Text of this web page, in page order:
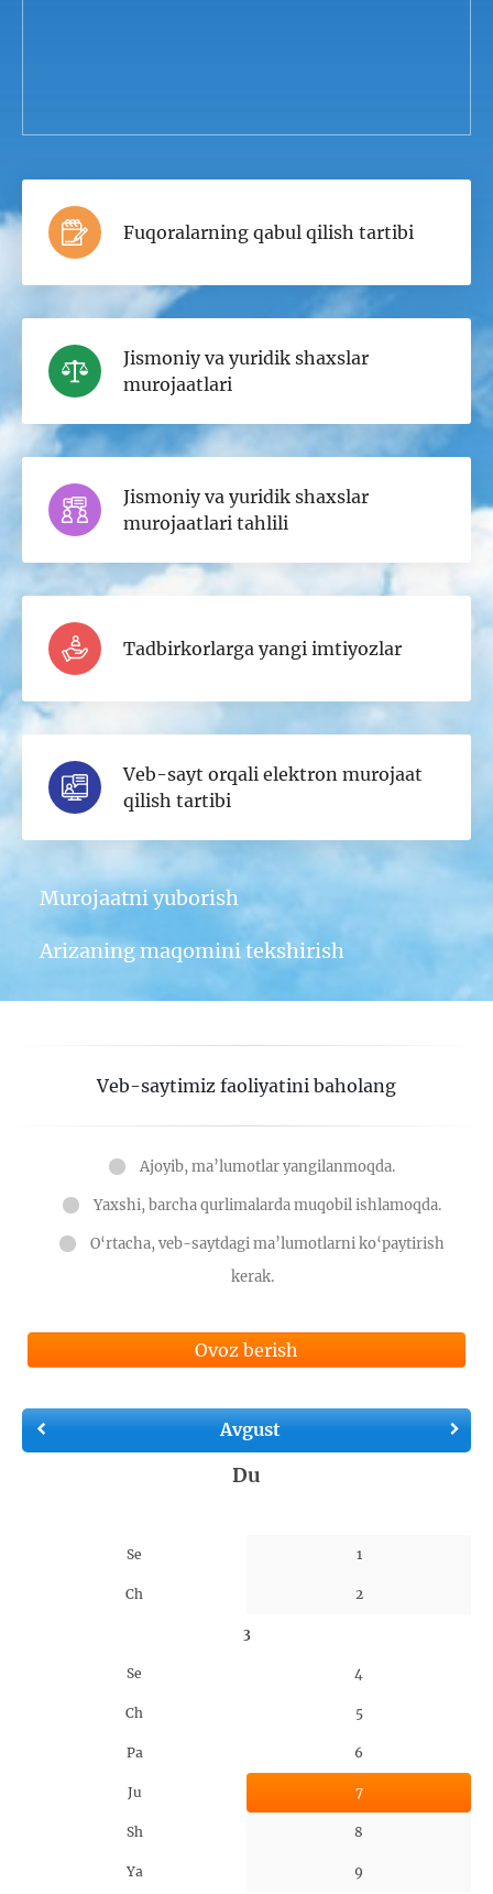
Fuqoralarning qabul qilish tartibi
Jismoniy va yuridik shaxslar
murojaatlari
Jismoniy va yuridik shaxslar
murojaatlari tahlili
Tadbirkorlarga yangi imtiyozlar
Veb-sayt orqali elektron murojaat
qilish tartibi
Murojaatni yuborish
Arizaning maqomini tekshirish
Veb-saytimiz faoliyatini baholang
Ajoyib, ma’lumotlar yangilanmoqda.
Yaxshi, barcha qurlimalarda muqobil ishlamoqda.
O‘rtacha, veb-saytdagi ma’lumotlarni ko‘paytirish
kerak.
Ovoz berish
Avgust
Du
Se 1
Ch 2
3
Se 4
Ch 5
Pa 6
Ju 7
Sh 8
Ya 9